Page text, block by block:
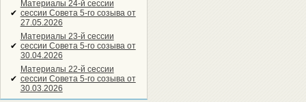
✔
Материалы 24-й сессии
сессии Совета 5-го созыва от
27.05.2026
✔
Материалы 23-й сессии
сессии Совета 5-го созыва от
30.04.2026
✔
Материалы 22-й сессии
сессии Совета 5-го созыва от
30.03.2026